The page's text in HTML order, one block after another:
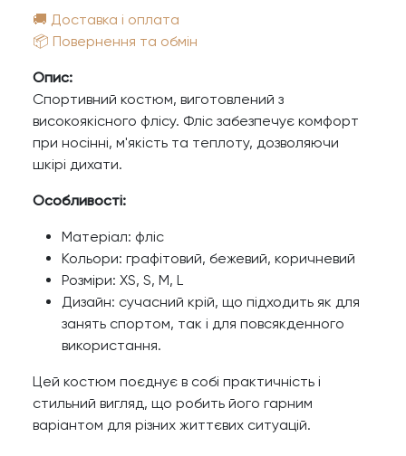
🚚 Доставка і оплата
📦 Повернення та обмін
Опис:
Спортивний костюм, виготовлений з
високоякісного флісу. Фліс забезпечує комфорт
при носінні, м'якість та теплоту, дозволяючи
шкірі дихати.
Особливості:
Матеріал: фліс
Кольори: графітовий, бежевий, коричневий
Розміри: XS, S, M, L
Дизайн: сучасний крій, що підходить як для
занять спортом, так і для повсякденного
використання.
Цей костюм поєднує в собі практичність і
стильний вигляд, що робить його гарним
варіантом для різних життєвих ситуацій.